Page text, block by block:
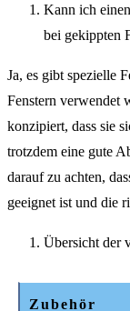
Kann ich
bei gekippten
Ja, es gibt spezielle
Fenstern verwendet
konzipiert, dass sie
trotzdem eine gute
darauf zu achten,
geeignet ist und die
Übersicht der
Zubehör